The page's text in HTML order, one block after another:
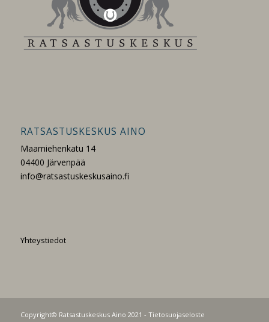
RATSASTUSKESKUS AINO
Maamiehenkatu 14
04400 Järvenpää
info@ratsastuskeskusaino.fi
Yhteystiedot
Copyright© Ratsastuskeskus Aino 2021 - Tietosuojaseloste